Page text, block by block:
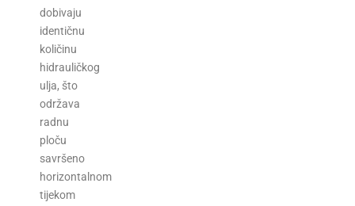
dobivaju
identičnu
količinu
hidrauličkog
ulja, što
održava
radnu
ploču
savršeno
horizontalnom
tijekom